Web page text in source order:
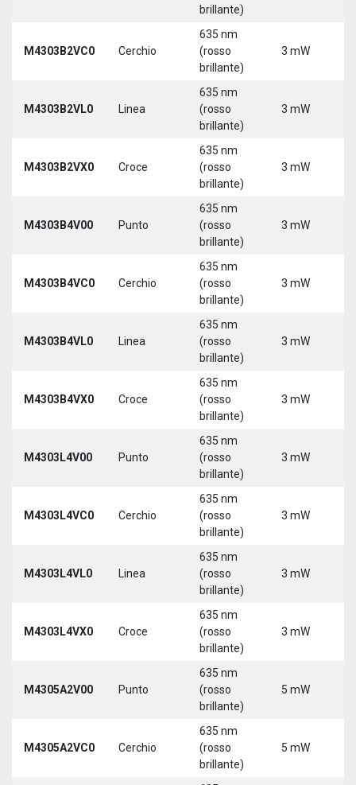
brillante)
M4303B2VC0 Cerchio
635 nm
(rosso
brillante)
3 mW
M4303B2VL0 Linea
635 nm
(rosso
brillante)
3 mW
M4303B2VX0 Croce
635 nm
(rosso
brillante)
3 mW
M4303B4V00 Punto
635 nm
(rosso
brillante)
3 mW
M4303B4VC0 Cerchio
635 nm
(rosso
brillante)
3 mW
M4303B4VL0 Linea
635 nm
(rosso
brillante)
3 mW
M4303B4VX0 Croce
635 nm
(rosso
brillante)
3 mW
M4303L4V00 Punto
635 nm
(rosso
brillante)
3 mW
M4303L4VC0 Cerchio
635 nm
(rosso
brillante)
3 mW
M4303L4VL0 Linea
635 nm
(rosso
brillante)
3 mW
M4303L4VX0 Croce
635 nm
(rosso
brillante)
3 mW
M4305A2V00 Punto
635 nm
(rosso
brillante)
5 mW
M4305A2VC0 Cerchio
635 nm
(rosso
brillante)
5 mW